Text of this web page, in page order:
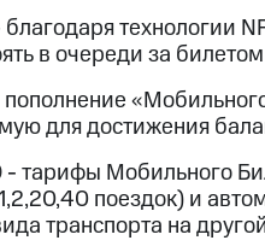
15%
МТСНастройки
картуМТС Pay
часы и трекеры
15%
технологии
в очереди за
для достижения
тарифы Мобильного
поездок) и
транспорта на